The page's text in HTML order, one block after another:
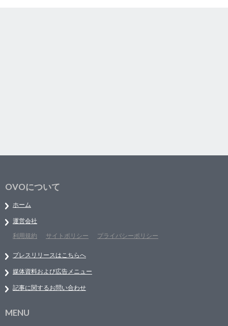
OVOについて
ホーム
運営会社
利用規約
サイトポリシー プライバシーポリシー
プレスリリースはこちらへ
媒体資料および広告メニュー
記事に関するお問い合わせ
MENU